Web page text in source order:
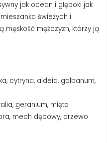
jak ocean i głęboki jak
świeżych i
mężczyzn, którzy ją
cytryna, aldeid, galbanum,
geranium, mięta
mech dębowy, drzewo